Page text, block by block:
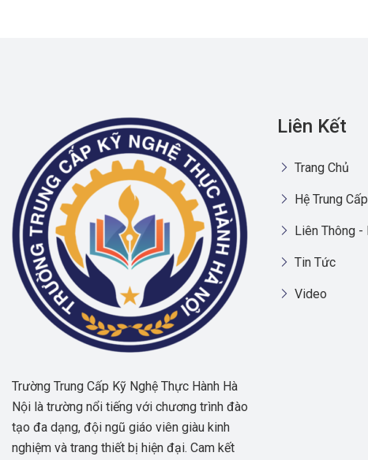
Trường Trung Cấp Kỹ Nghệ Thực Hành Hà
Nội là trường nổi tiếng với chương trình đào
tạo đa dạng, đội ngũ giáo viên giàu kinh
nghiệm và trang thiết bị hiện đại. Cam kết
Liên Kết
Trang Chủ
Hệ Trung
Liên Thông -
Tin Tức
Video